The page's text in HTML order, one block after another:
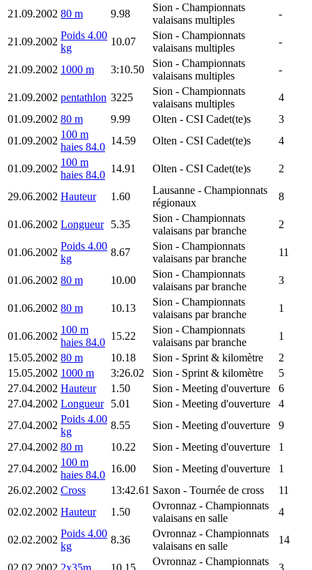
21.09.2002 80 m 9.98
Sion - Championnats
valaisans multiples
-
21.09.2002
Poids 4.00
kg
10.07
Sion - Championnats
valaisans multiples
-
21.09.2002 1000 m 3:10.50
Sion - Championnats
valaisans multiples
-
21.09.2002 pentathlon 3225
Sion - Championnats
valaisans multiples
4
01.09.2002 80 m 9.99 Olten - CSI Cadet(te)s
3
01.09.2002
100 m
haies 84.0
14.59 Olten - CSI Cadet(te)s 4
01.09.2002
100 m
haies 84.0
14.91 Olten - CSI Cadet(te)s 2
29.06.2002 Hauteur 1.60
Lausanne - Championnats
régionaux
8
01.06.2002 Longueur 5.35
Sion - Championnats
valaisans par branche
2
01.06.2002
Poids 4.00
kg
8.67
Sion - Championnats
valaisans par branche
11
01.06.2002 80 m 10.00
Sion - Championnats
valaisans par branche
3
01.06.2002 80 m 10.13
Sion - Championnats
valaisans par branche
1
01.06.2002
100 m
haies 84.0
15.22
Sion - Championnats
valaisans par branche
1
15.05.2002 80 m 10.18 Sion - Sprint & kilomètre
2
15.05.2002 1000 m 3:26.02 Sion - Sprint & kilomètre
5
27.04.2002 Hauteur 1.50 Sion - Meeting d'ouverture
6
27.04.2002 Longueur 5.01 Sion - Meeting d'ouverture
4
27.04.2002
Poids 4.00
kg
8.55 Sion - Meeting d'ouverture
9
27.04.2002 80 m 10.22 Sion - Meeting d'ouverture
1
27.04.2002
100 m
haies 84.0
16.00 Sion - Meeting d'ouverture
1
26.02.2002 Cross 13:42.61 Saxon - Tournée de cross
11
02.02.2002 Hauteur 1.50
Ovronnaz - Championnats
valaisans en salle
4
02.02.2002
Poids 4.00
kg
8.36
Ovronnaz - Championnats
valaisans en salle
14
02.02.2002 2x35m 10.15
Ovronnaz - Championnats
3